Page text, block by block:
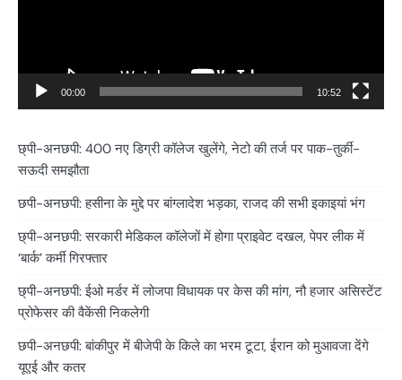
00:00 10:52
छ्पी-अनछपी: 400 नए डिग्री कॉलेज खुलेंगे, नेटो की तर्ज पर पाक-तुर्की-
सऊदी समझौता
छपी-अनछपी: हसीना के मुद्दे पर बांग्लादेश भड़का, राजद की सभी इकाइयां भंग
छ्पी-अनछपी: सरकारी मेडिकल कॉलेजों में होगा प्राइवेट दखल, पेपर लीक में
‘बार्क’ कर्मी गिरफ्तार
छ्पी-अनछपी: ईओ मर्डर में लोजपा विधायक पर केस की मांग, नौ हजार असिस्टेंट
प्रोफेसर की वैकेंसी निकलेगी
छपी-अनछपी: बांकीपुर में बीजेपी के किले का भरम टूटा, ईरान को मुआवजा देंगे
यूएई और कतर